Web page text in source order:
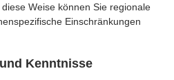
Weise können Sie regionale
Einschränkungen
Kenntnisse